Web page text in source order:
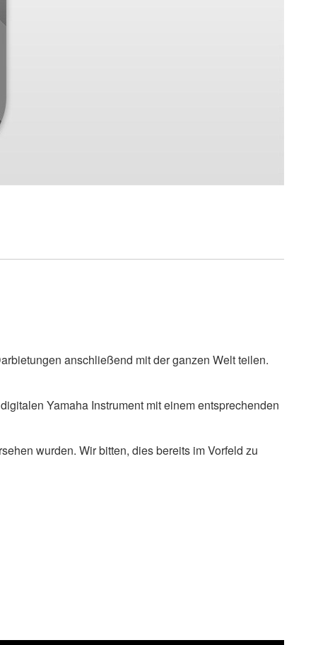
anschließend mit der ganzen Welt teilen.
Yamaha Instrument mit einem entsprechenden
wurden. Wir bitten, dies bereits im Vorfeld zu